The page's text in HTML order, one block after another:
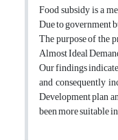
Food subsidy is a
Due to government
The purpose of the
Almost Ideal
Our findings
and consequently
Development plan
been more suitable